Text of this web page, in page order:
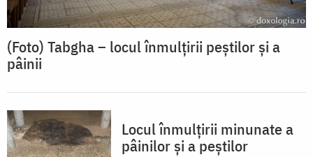
(Foto) Tabgha – locul înmulțirii peștilor și a
pâinii
Locul înmulțirii minunate a
pâinilor și a peștilor